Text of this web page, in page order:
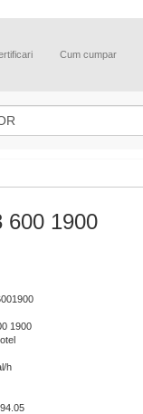
Cum cumpar
600 1900
1900
h
94.05